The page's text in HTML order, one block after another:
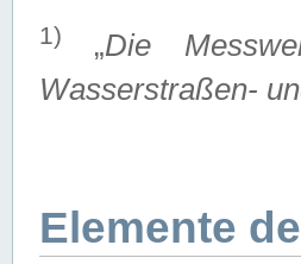
1) „Die
Wasserstraßen-
Elemente